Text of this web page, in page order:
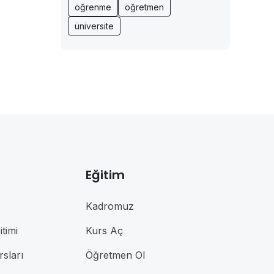
öğrenme
öğretmen
üniversite
Eğitim
Kadromuz
Kurs Aç
Öğretmen Ol